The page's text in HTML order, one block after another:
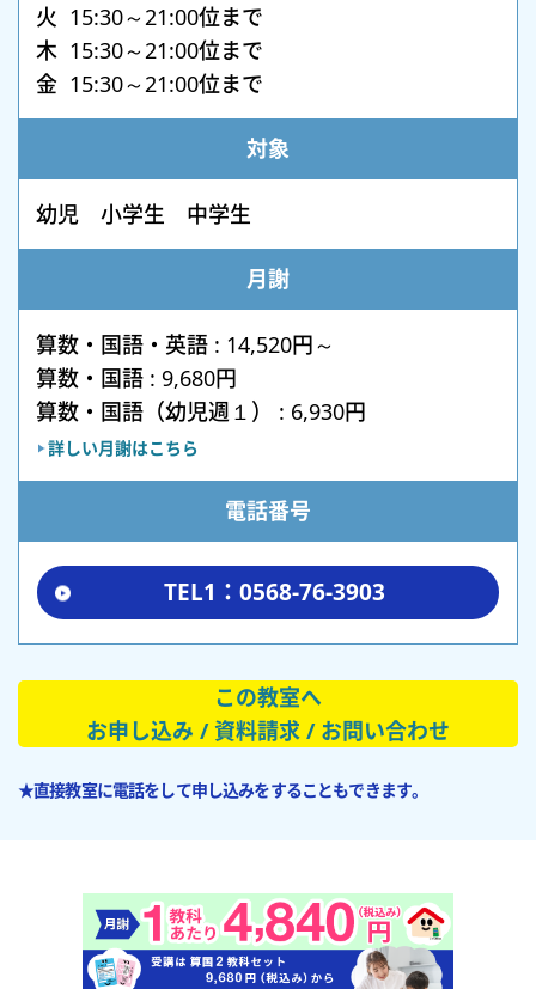
火 15:30～21:00位まで
木 15:30～21:00位まで
金 15:30～21:00位まで
対象
幼児 小学生 中学生
月謝
算数・国語・英語 : 14,520円～
算数・国語 : 9,680円
算数・国語（幼児週１） : 6,930円
詳しい月謝はこちら
電話番号
TEL1：0568-76-3903
この教室へ
お申し込み / 資料請求 / お問い合わせ
★直接教室に電話をして申し込みをすることもできます。